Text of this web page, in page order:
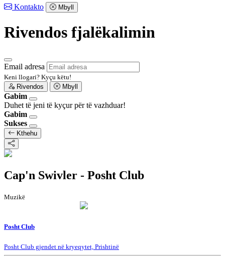
Kontakto Mbyll
Rivendos fjalëkalimin
Email adresa
Keni llogari? Kyçu këtu!
Rivendos
Mbyll
Gabim
Duhet të jeni të kyçur për të vazhduar!
Gabim
Sukses
Kthehu
Cap'n Swivler - Posht Club
Muzikë
Posht Club
Posht Club gjendet në kryeqytet, Prishtinë